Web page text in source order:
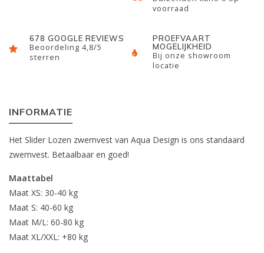
voorraad
678 GOOGLE REVIEWS
Beoordeling 4,8/5
sterren
PROEFVAART
MOGELIJKHEID
Bij onze showroom
locatie
INFORMATIE
Het Slider Lozen zwemvest van Aqua Design is ons standaard
zwemvest. Betaalbaar en goed!
Maattabel
Maat XS: 30-40 kg
Maat S: 40-60 kg
Maat M/L: 60-80 kg
Maat XL/XXL: +80 kg